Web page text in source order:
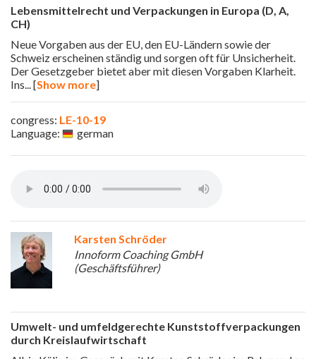
Lebensmittelrecht und Verpackungen in Europa (D, A,
CH)
Neue Vorgaben aus der EU, den EU-Ländern sowie der
Schweiz erscheinen ständig und sorgen oft für Unsicherheit.
Der Gesetzgeber bietet aber mit diesen Vorgaben Klarheit.
Ins... [Show more]
congress: LE-10-19
Language:
german
Karsten Schröder
Innoform Coaching GmbH
(Geschäftsführer)
Umwelt- und umfeldgerechte Kunststoffverpackungen
durch Kreislaufwirtschaft